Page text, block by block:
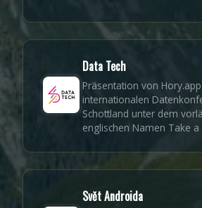
Data Tech
Präsentation von
internationalen
Schottland unter dem
englischen Namen Take a
Svět Androida